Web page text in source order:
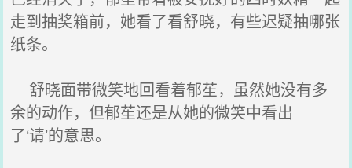
走到抽奖箱前，她看了看舒晓，有些迟疑抽哪张
纸条。
舒晓面带微笑地回看着郁苼，虽然她没有多
余的动作，但郁苼还是从她的微笑中看出
了‘请’的意思。